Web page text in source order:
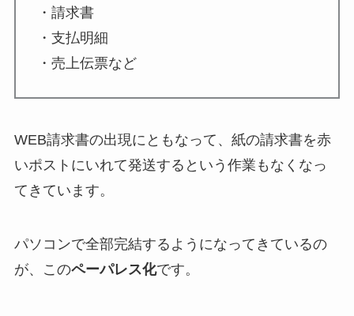
・請求書
・支払明細
・売上伝票など
WEB請求書の出現にともなって、紙の請求書を赤
いポストにいれて発送するという作業もなくなっ
てきています。
パソコンで全部完結するようになってきているの
が、このペーパレス化です。